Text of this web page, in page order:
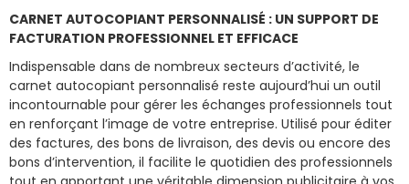
CARNET AUTOCOPIANT PERSONNALISÉ : UN SUPPORT DE
FACTURATION PROFESSIONNEL ET EFFICACE
Indispensable dans de nombreux secteurs d’activité, le
carnet autocopiant personnalisé reste aujourd’hui un outil
incontournable pour gérer les échanges professionnels tout
en renforçant l’image de votre entreprise. Utilisé pour éditer
des factures, des bons de livraison, des devis ou encore des
bons d’intervention, il facilite le quotidien des professionnels